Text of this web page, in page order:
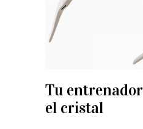
Tu
el cristal